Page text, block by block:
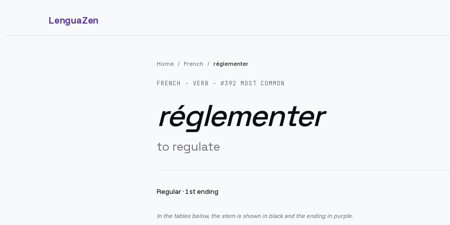
LenguaZen
Home / French / réglementer
FRENCH · VERB · #392 MOST COMMON
réglementer
to regulate
Regular· 1st ending
In the tables below, the stem is shown in black and the ending in purple.